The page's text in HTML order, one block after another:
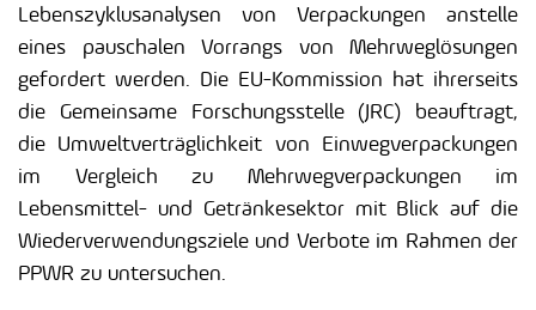
Lebenszyklusanalysen von Verpackungen anstelle
eines pauschalen Vorrangs von Mehrweglösungen
gefordert werden. Die EU-Kommission hat ihrerseits
die Gemeinsame Forschungsstelle (JRC) beauftragt,
die Umweltverträglichkeit von Einwegverpackungen
im Vergleich zu Mehrwegverpackungen im
Lebensmittel- und Getränkesektor mit Blick auf die
Wiederverwendungsziele und Verbote im Rahmen der
PPWR zu untersuchen.